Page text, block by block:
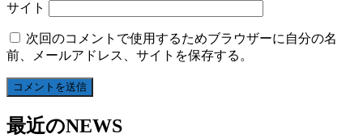
サイト
次回のコメントで使用するためブラウザーに自分の名
前、メールアドレス、サイトを保存する。
最近のNEWS